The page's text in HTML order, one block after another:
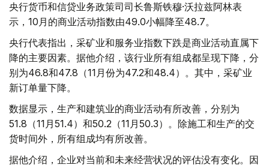
央行货币和信贷业务政策司司长鲁斯铁穆·沃拉兹阿林表
示，10月的商业活动指数由49.0小幅降至48.7。
央行代表指出，采矿业和服务业指数下跌是商业活动直属下
降的主要因素。据他介绍，该行业所有组成都呈现下降，分
别为46.8和47.8（11月份为47.2和48.4）。其中，采矿业
新订单量下降。
数据显示，生产和建筑业的商业活动有所改善，分别为
51.8（11月51.4）和50.2（11月50.3）。除施工和生产的交
货时间外，所有组成均有所改善。
据他介绍，企业对当前和未来经营状况的评估没有变化。因